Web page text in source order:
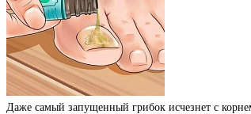
Даже самый запущенный грибок исчезнет с